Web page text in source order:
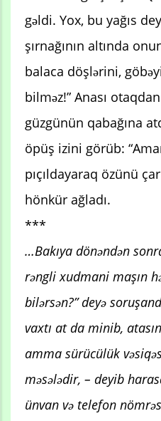
gəldi. Yox, bu yağıs
şırnağının altında
balaca döşlərini,
bilməz!” Anası
güzgünün qabağına
öpüş izini görüb:
pıçıldayaraq özünü
hönkür ağladı.
***
…Bakıya dönəndən
rəngli xudmani maşın
bilərsən?” deyə
vaxtı at da minib,
amma sürücülük
məsələdir, – deyib
ünvan və telefon